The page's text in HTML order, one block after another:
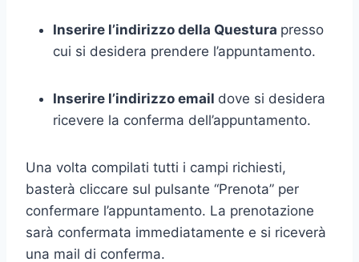
Inserire l’indirizzo della Questura presso
cui si desidera prendere l’appuntamento.
Inserire l’indirizzo email dove si desidera
ricevere la conferma dell’appuntamento.
Una volta compilati tutti i campi richiesti,
basterà cliccare sul pulsante “Prenota” per
confermare l’appuntamento. La prenotazione
sarà confermata immediatamente e si riceverà
una mail di conferma.